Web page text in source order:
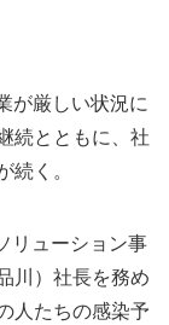
が厳しい状況に
続とともに、社
く。
リューション事
川）社長を務め
人たちの感染予